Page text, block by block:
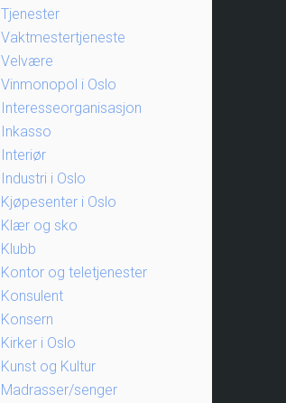
Tjenester
Vaktmestertjeneste
Velvære
Vinmonopol i Oslo
Interesseorganisasjon
Inkasso
Interiør
Industri i Oslo
Kjøpesenter i Oslo
Klær og sko
Klubb
Kontor og teletjenester
Konsulent
Konsern
Kirker i Oslo
Kunst og Kultur
Madrasser/senger